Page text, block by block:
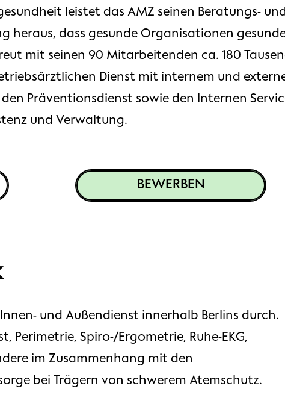
leistet das AMZ seinen Beratungs- und
heraus, dass gesunde Organisationen
mit seinen 90 Mitarbeitenden ca. 180
Dienst mit internem und
Präventionsdienst sowie den Internen
und Verwaltung.
BEWERBEN
und Außendienst innerhalb Berlins durch.
Perimetrie, Spiro-/Ergometrie, Ruhe-EKG,
im Zusammenhang mit den
bei Trägern von schwerem Atemschutz.